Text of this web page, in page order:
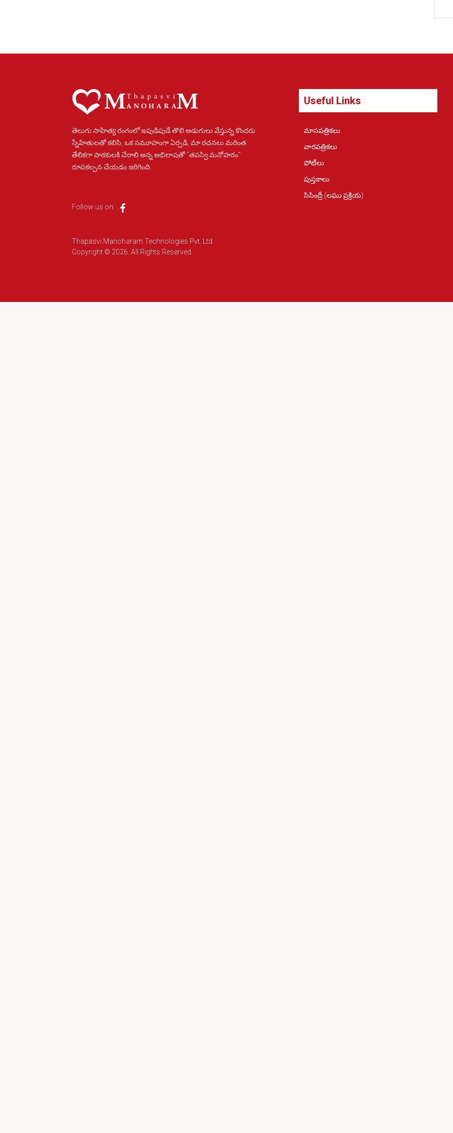
తెలుగు సాహిత్య రంగంలో ఇపుడిపుడే తొలి అడుగులు వేస్తున్న కొందరు
స్నేహితులతో కలిసి, ఒక సమూహంగా ఏర్పడి, మా రచనలు మరింత
తేలికగా పాఠకులకి చేరాలి అన్న అభిలాషతో "తపస్వి మనోహరం"
రూపకల్పన చేయడం జరిగింది.
Follow us on:
Thapasvi Manoharam Technologies Pvt. Ltd.
Copyright © 2026. All Rights Reserved.
Useful Links
మాసపత్రికలు
వారపత్రికలు
పోటీలు
పుస్తకాలు
సిసింద్రీ (లఘు ప్రక్రియ)